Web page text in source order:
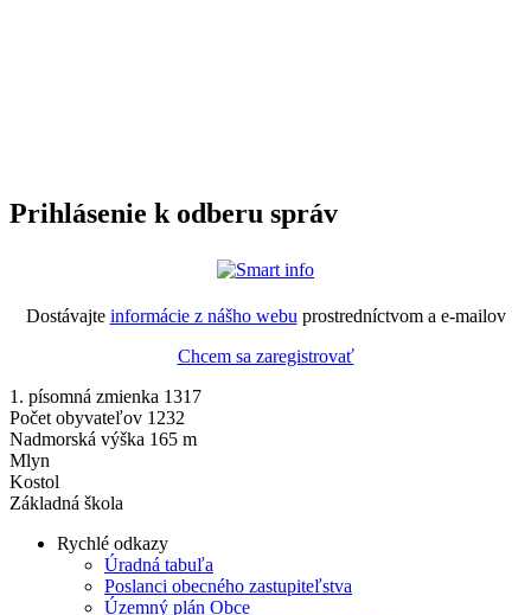
Prihlásenie k odberu správ
Dostávajte informácie z nášho webu prostredníctvom a e-mailov
Chcem sa zaregistrovať
1. písomná zmienka 1317
Počet obyvateľov 1232
Nadmorská výška 165 m
Mlyn
Kostol
Základná škola
Rychlé odkazy
Úradná tabuľa
Poslanci obecného zastupiteľstva
Územný plán Obce